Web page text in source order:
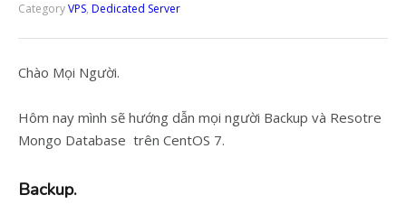
CategoryVPS, Dedicated Server
Chào Mọi Người.
Hôm nay mình sẽ hướng dẫn mọi người Backup và Resotre
Mongo Database trên CentOS 7.
Backup.